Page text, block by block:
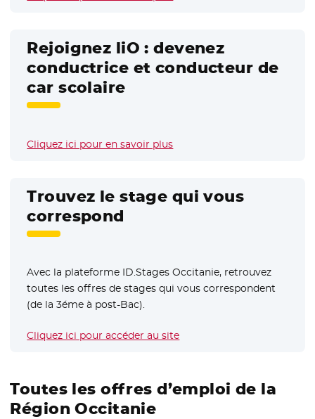
Rejoignez liO : devenez
conductrice et conducteur de
car scolaire
Cliquez ici pour en savoir plus
Trouvez le stage qui vous
correspond
Avec la plateforme ID.Stages Occitanie, retrouvez
toutes les offres de stages qui vous correspondent
(de la 3éme à post-Bac).
Cliquez ici pour accéder au site
Toutes les offres d’emploi de la
Région Occitanie